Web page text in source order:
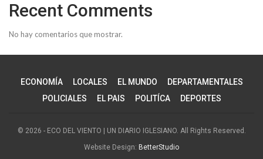
Recent Comments
No hay comentarios que mostrar.
ECONOMÍA LOCALES EL MUNDO
DEPARTAMENTALES
POLICIALES
EL PAIS POLITÍCA DEPORTES
© 2026 - ECO DEL VIENTO | UN DIARIO IGLESIANO. All Rights Reserved.
Website Design: BetterStudio